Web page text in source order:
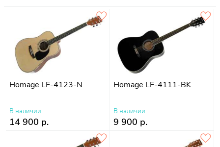
Homage LF-4123-N
В наличии
14 900 р.
Homage LF-4111-BK
В наличии
9 900 р.